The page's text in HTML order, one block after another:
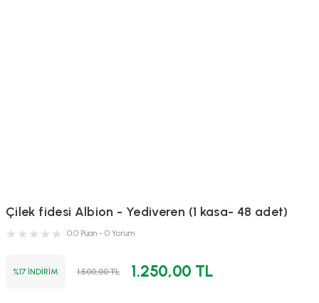
Çilek fidesi Albion - Yediveren (1 kasa- 48 adet)
0.0 Puan - 0 Yorum
%17 İNDİRİM 1.500,00 TL 1.250,00 TL